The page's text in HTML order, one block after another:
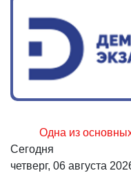
Одна из основных
Сегодня
четверг, 06 августа